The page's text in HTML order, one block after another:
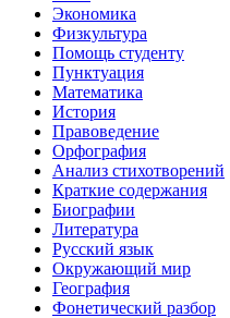
Экономика
Физкультура
Помощь студенту
Пунктуация
Математика
История
Правоведение
Орфография
Анализ стихотворений
Краткие содержания
Биографии
Литература
Русский язык
Окружающий мир
География
Фонетический разбор